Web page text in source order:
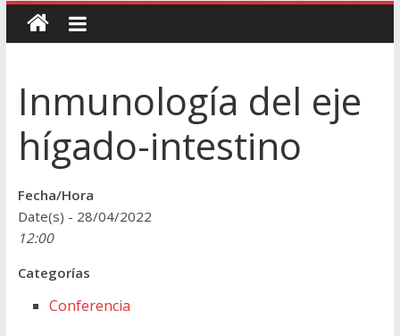
Inmunología del eje
hígado-intestino
Fecha/Hora
Date(s) - 28/04/2022
12:00
Categorías
Conferencia